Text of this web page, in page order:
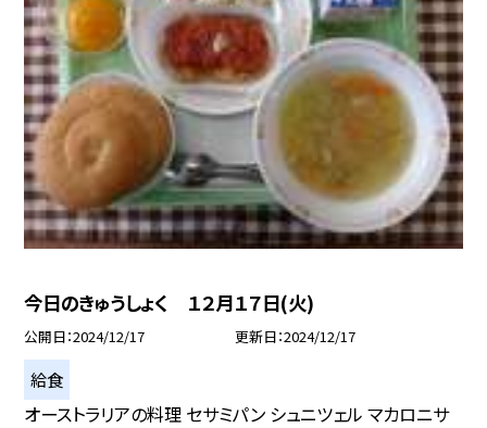
今日のきゅうしょく １２月１７日(火)
公開日 2024/12/17 更新日 2024/12/17
給食
オーストラリアの料理 セサミパン シュニツェル マカロニサ